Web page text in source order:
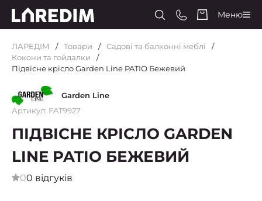
Меню
ЛАРЕДІМ Товари
Садові та балконні меблі
Кокони та гойдалки
Підвісне крісло Garden Line PATIO Бежевий
Garden Line
Артикул: FAT9927
ПІДВІСНЕ КРІСЛО GARDEN
LINE PATIO БЕЖЕВИЙ
00 відгуків